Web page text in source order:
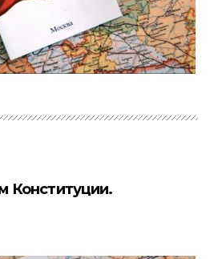
Конституции.